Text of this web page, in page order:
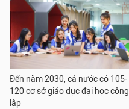
Đến năm 2030, cả nước có 105-
120 cơ sở giáo dục đại học công
lập